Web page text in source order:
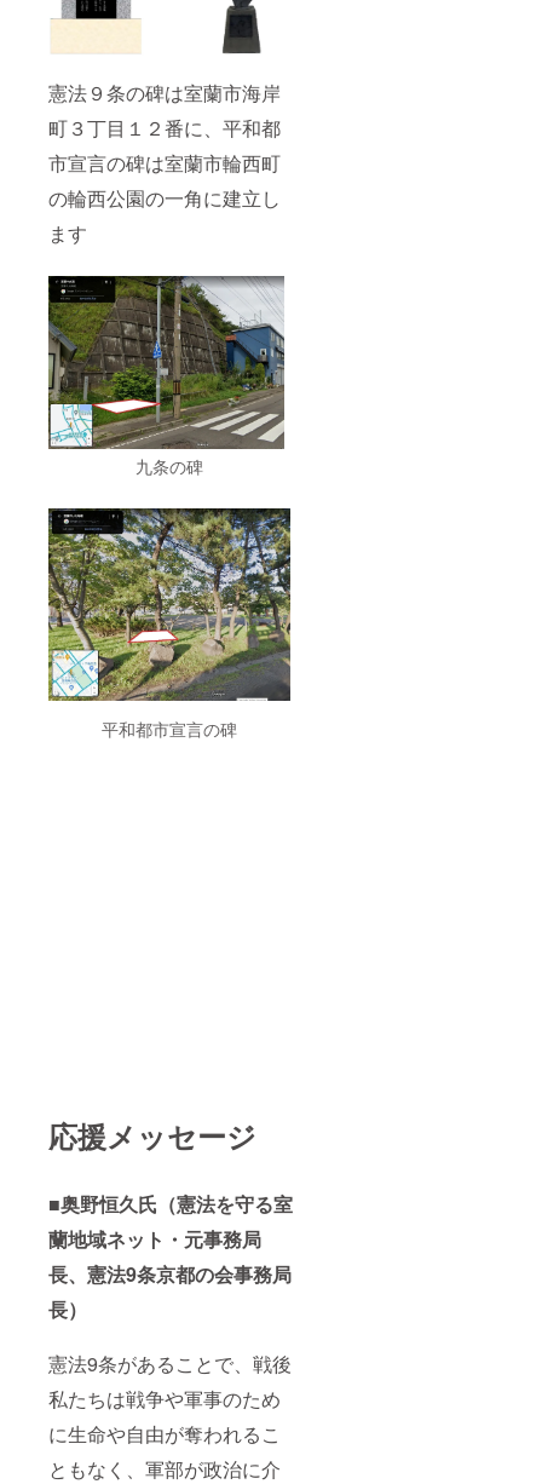
憲法９条の碑は室蘭市海岸
町３丁目１２番に、平和都
市宣言の碑は室蘭市輪西町
の輪西公園の一角に建立し
ます
九条の碑
平和都市宣言の碑
応援メッセージ
■奥野恒久氏（憲法を守る室
蘭地域ネット・元事務局
長、憲法9条京都の会事務局
長）
憲法9条があることで、戦後
私たちは戦争や軍事のため
に生命や自由が奪われるこ
ともなく、軍部が政治に介